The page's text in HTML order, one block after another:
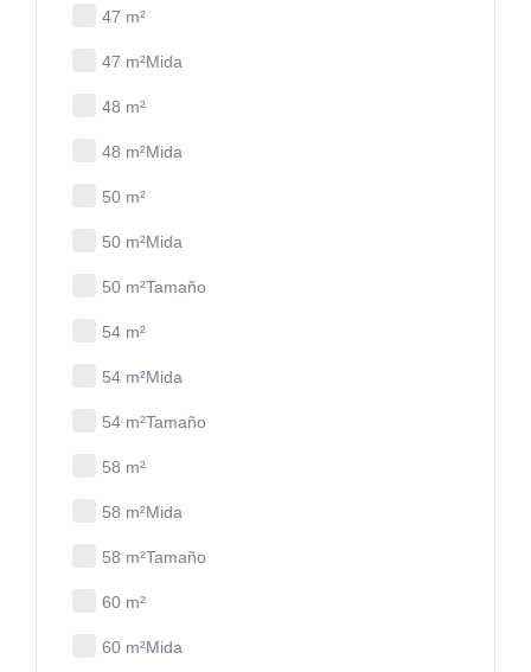
47 m²
47 m²Mida
48 m²
48 m²Mida
50 m²
50 m²Mida
50 m²Tamaño
54 m²
54 m²Mida
54 m²Tamaño
58 m²
58 m²Mida
58 m²Tamaño
60 m²
60 m²Mida